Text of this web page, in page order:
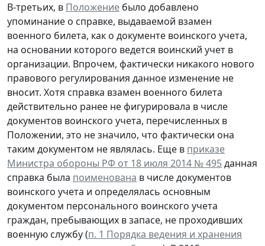
В-третьих, в Положение было добавлено
упоминание о справке, выдаваемой взамен
военного билета, как о документе воинского учета,
на основании которого ведется воинский учет в
организации. Впрочем, фактически никакого нового
правового регулирования данное изменение не
вносит. Хотя справка взамен военного билета
действительно ранее не фигурировала в числе
документов воинского учета, перечисленных в
Положении, это не значило, что фактически она
таким документом не являлась. Еще в приказе
Министра обороны РФ от 18 июля 2014 № 495данная
справка была поименована в числе документов
воинского учета и определялась основным
документом персонального воинского учета
граждан, пребывающих в запасе, не проходивших
военную службу (п. 1 Порядка ведения и хранения